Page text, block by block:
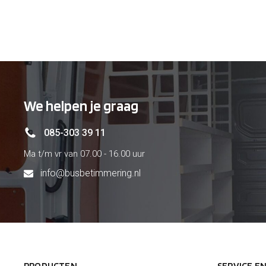
€ 427
€
We helpen je graag
085-303 39 11
Ma t/m vr van 07.00 - 16.00 uur
info@busbetimmering.nl